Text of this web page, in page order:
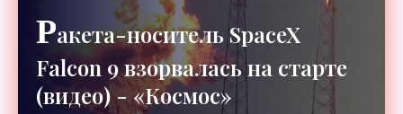
Ракета-носитель SpaceX
Falcon 9 взорвалась на старте
(видео) - «Космос»